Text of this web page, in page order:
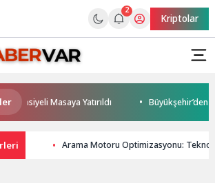
2
Kriptolar
Masaya Yatırıldı Büyükşehir’den
Arama Motoru Optimizasyonu: